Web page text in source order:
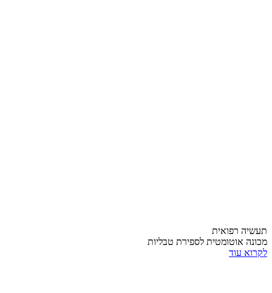
תעשיה רפואית
מכונה אוטומטית לספירת טבליות
לקרוא עוד